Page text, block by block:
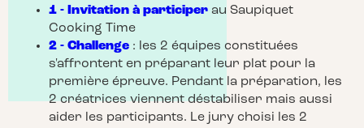
1 - Invitation à participer au Saupiquet
Cooking Time
2 - Challenge : les 2 équipes constituées
s'affrontent en préparant leur plat pour la
première épreuve. Pendant la préparation, les
2 créatrices viennent déstabiliser mais aussi
aider les participants. Le jury choisi les 2